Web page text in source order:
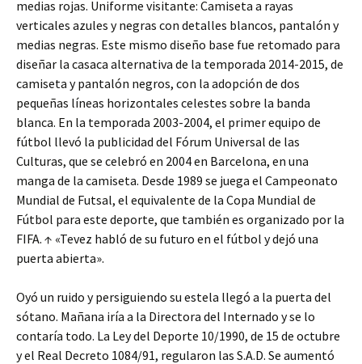
medias rojas. Uniforme visitante: Camiseta a rayas
verticales azules y negras con detalles blancos, pantalón y
medias negras. Este mismo diseño base fue retomado para
diseñar la casaca alternativa de la temporada 2014-2015, de
camiseta y pantalón negros, con la adopción de dos
pequeñas líneas horizontales celestes sobre la banda
blanca. En la temporada 2003-2004, el primer equipo de
fútbol llevó la publicidad del Fórum Universal de las
Culturas, que se celebró en 2004 en Barcelona, en una
manga de la camiseta. Desde 1989 se juega el Campeonato
Mundial de Futsal, el equivalente de la Copa Mundial de
Fútbol para este deporte, que también es organizado por la
FIFA. ↑ «Tevez habló de su futuro en el fútbol y dejó una
puerta abierta».
Oyó un ruido y persiguiendo su estela llegó a la puerta del
sótano. Mañana iría a la Directora del Internado y se lo
contaría todo. La Ley del Deporte 10/1990, de 15 de octubre
y el Real Decreto 1084/91, regularon las S.A.D. Se aumentó